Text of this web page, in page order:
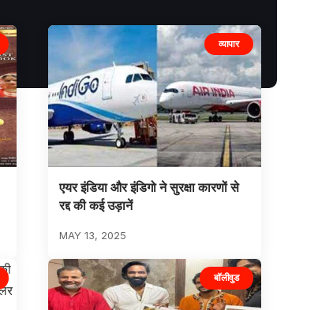
व्यापार
एयर इंडिया और इंडिगो ने सुरक्षा कारणों से
रद्द की कई उड़ानें
MAY 13, 2025
बॉलीवुड